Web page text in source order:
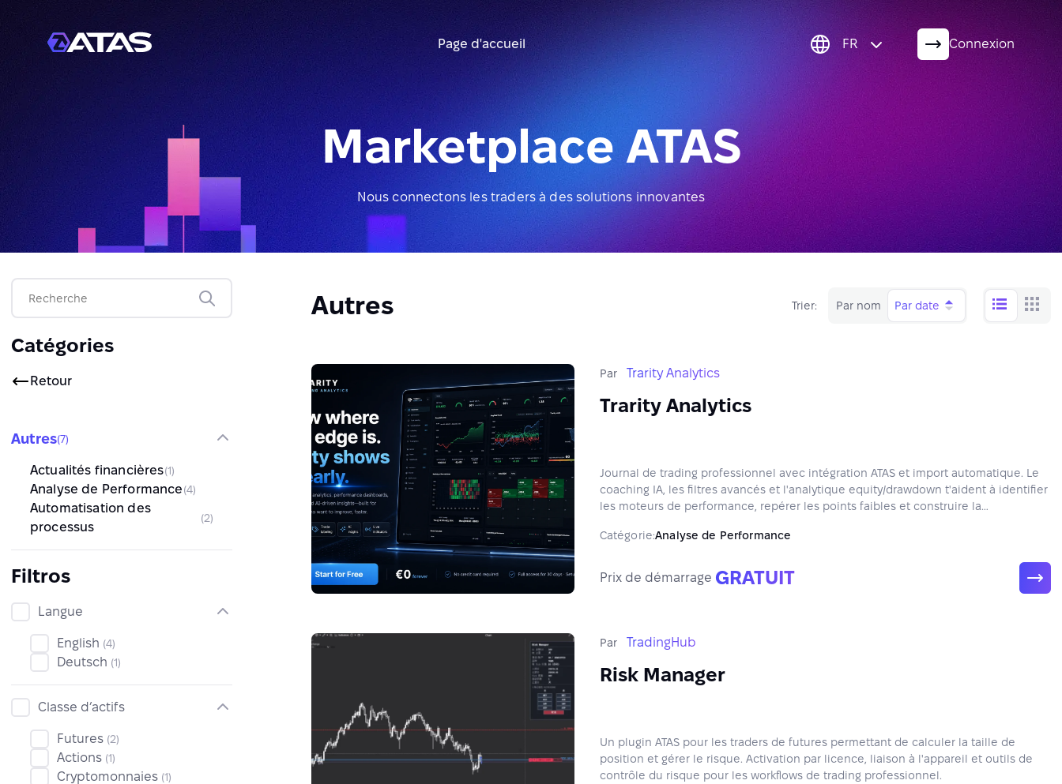
Page d'accueil FR Connexion
Marketplace ATAS
Nous connectons les traders à des solutions innovantes
Catégories
Retour
Autres(7)
Actualités financières(1)
Analyse de Performance(4)
Automatisation des
processus
(2)
Filtros
Langue
English (4)
Deutsch (1)
Classe d’actifs
Futures (2)
Actions (1)
Cryptomonnaies (1)
Trier: Par nom Par date
Autres
Par Trarity Analytics
Trarity Analytics
Journal de trading professionnel avec intégration ATAS et import automatique. Le
coaching IA, les filtres avancés et l'analytique equity/drawdown t'aident à identifier
les moteurs de performance, repérer les points faibles et construire la
Catégorie:Analyse de Performance
Prix de démarrage GRATUIT
Par TradingHub
Risk Manager
Un plugin ATAS pour les traders de futures permettant de calculer la taille de
position et gérer le risque. Activation par licence, liaison à l'appareil et outils de
contrôle du risque pour les workflows de trading professionnel.